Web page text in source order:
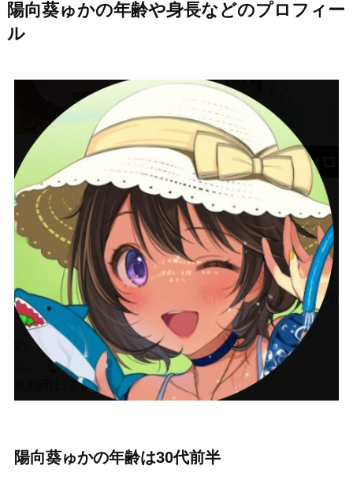
陽向葵ゅかの年齢や身長などのプロフィー
ル
陽向葵ゅかの年齢は30代前半